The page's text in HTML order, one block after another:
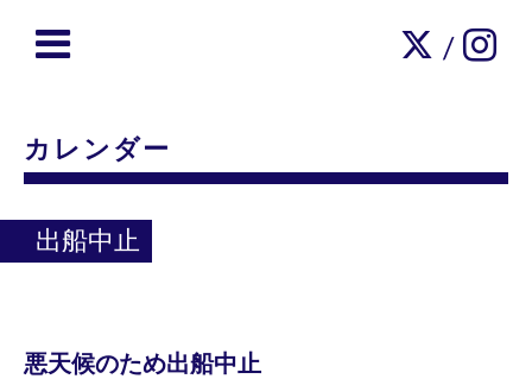
/
カレンダー
出船中止
悪天候のため出船中止